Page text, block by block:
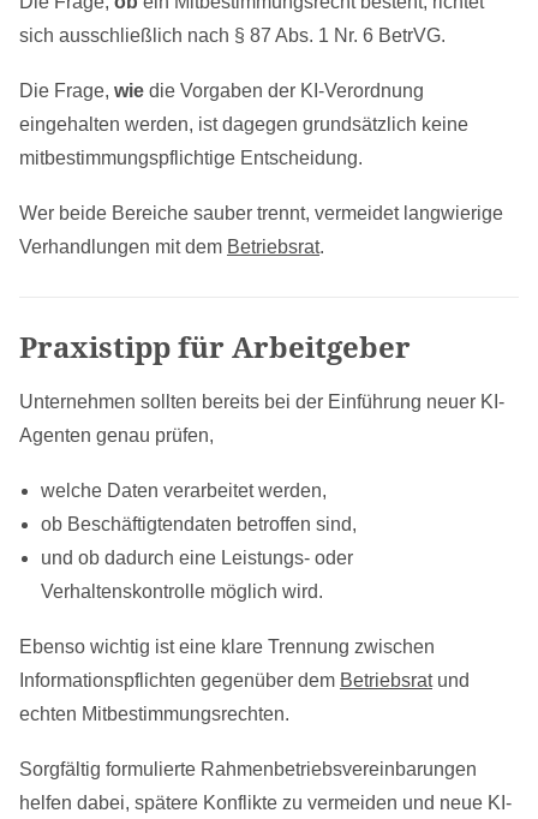
sich ausschließlich nach § 87 Abs. 1 Nr. 6 BetrVG.
Die Frage, wie die Vorgaben der KI-Verordnung
eingehalten werden, ist dagegen grundsätzlich keine
mitbestimmungspflichtige Entscheidung.
Wer beide Bereiche sauber trennt, vermeidet langwierige
Verhandlungen mit dem Betriebsrat.
Praxistipp für Arbeitgeber
Unternehmen sollten bereits bei der Einführung neuer KI-
Agenten genau prüfen,
welche Daten verarbeitet werden,
ob Beschäftigtendaten betroffen sind,
und ob dadurch eine Leistungs- oder
Verhaltenskontrolle möglich wird.
Ebenso wichtig ist eine klare Trennung zwischen
Informationspflichten gegenüber dem Betriebsratund
echten Mitbestimmungsrechten.
Sorgfältig formulierte Rahmenbetriebsvereinbarungen
helfen dabei, spätere Konflikte zu vermeiden und neue KI-